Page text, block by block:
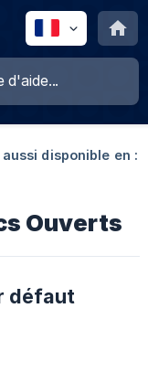
disponible en :
Ouverts
défaut